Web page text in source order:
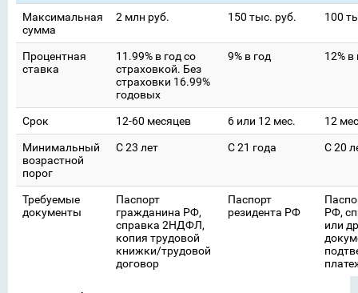
Максимальная
сумма
2 млн руб. 150 тыс. руб. 100
Процентная
ставка
11.99% в год со
страховкой. Без
страховки 16.99%
годовых
9% в год 12% в
Срок 12-60 месяцев 6 или 12 мес. 12
Минимальный
возрастной
порог
С 23 лет С 21 года С 20
Требуемые
документы
Паспорт
гражданина РФ,
справка 2НДФЛ,
копия трудовой
книжки/трудовой
договор
Паспорт
резидента РФ
РФ,
или